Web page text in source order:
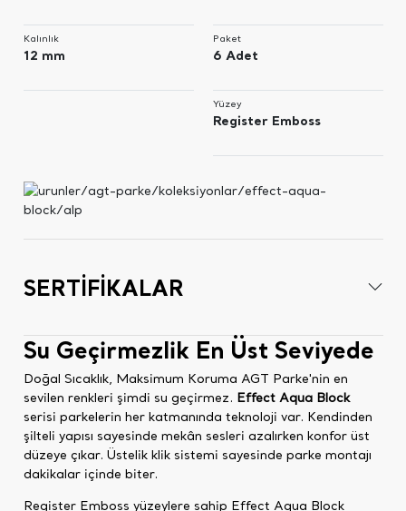
Kalınlık
12 mm
Paket
6 Adet
Yüzey
Register Emboss
SERTİFİKALAR
Su Geçirmezlik En Üst Seviyede
Doğal Sıcaklık, Maksimum Koruma AGT Parke'nin en
sevilen renkleri şimdi su geçirmez. Effect Aqua Block
serisi parkelerin her katmanında teknoloji var. Kendinden
şilteli yapısı sayesinde mekân sesleri azalırken konfor üst
düzeye çıkar. Üstelik klik sistemi sayesinde parke montajı
dakikalar içinde biter.
Register Emboss yüzeylere sahip Effect Aqua Block